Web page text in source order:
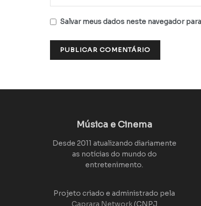
Salvar meus dados neste navegador
Música e Cinema
Desde 2011 atualizando diariamente
as notícias do mundo do
entretenimento.
Projeto criado e administrado pela
Caprara Network(CNPJ